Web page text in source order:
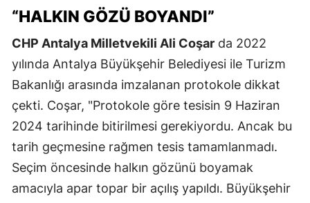
“HALKIN GÖZÜ BOYANDI”
CHP Antalya Milletvekili Ali Coşar da 2022
yılında Antalya Büyükşehir Belediyesi ile Turizm
Bakanlığı arasında imzalanan protokole dikkat
çekti. Coşar, "Protokole göre tesisin 9 Haziran
2024 tarihinde bitirilmesi gerekiyordu. Ancak bu
tarih geçmesine rağmen tesis tamamlanmadı.
Seçim öncesinde halkın gözünü boyamak
amacıyla apar topar bir açılış yapıldı. Büyükşehir